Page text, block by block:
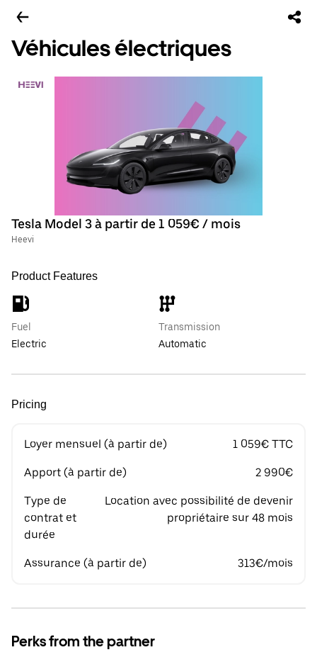
Véhicules électriques
Tesla Model 3 à partir de 1 059€ / mois
Heevi
Product Features
Fuel
Electric
Transmission
Automatic
Pricing
Loyer mensuel (à partir de) 1 059€ TTC
Apport (à partir de) 2 990€
Type de
contrat et
durée
Location avec possibilité de devenir
propriétaire sur 48 mois
Assurance (à partir de) 313€/mois
Perks from the partner